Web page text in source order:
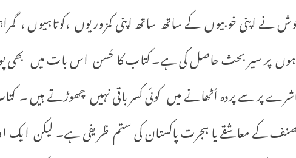
نے اپنی خوبیوں کے ساتھ ساتھ اپنی کمزوریوں ،کوتاہیوں ،
پر سیر بحث حاصل کی ہے۔ کتاب کا حُسن اس بات میں بھی
پر سے پردہ اُٹھانے میں کوئی کسر باقی نہیں چھوڑتے ہیں ۔
مصنف کے معاشقے یا ہجرت پاکستان کی ستم ظریفی ہے۔ لیکن